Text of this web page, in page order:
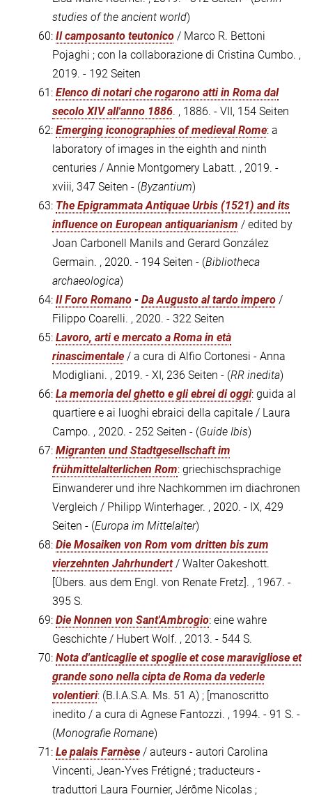
studies of the ancient world)
60: Il camposanto teutonico / Marco R. Bettoni
Pojaghi ; con la collaborazione di Cristina Cumbo. ,
2019. - 192 Seiten
61: Elenco di notari che rogarono atti in Roma dal
secolo XIV all'anno 1886. , 1886. - VII, 154 Seiten
62: Emerging iconographies of medieval Rome: a
laboratory of images in the eighth and ninth
centuries / Annie Montgomery Labatt. , 2019. -
xviii, 347 Seiten - (Byzantium)
63: The Epigrammata Antiquae Urbis (1521) and its
influence on European antiquarianism / edited by
Joan Carbonell Manils and Gerard González
Germain. , 2020. - 194 Seiten - (Bibliotheca
archaeologica)
64: Il Foro Romano - Da Augusto al tardo impero /
Filippo Coarelli. , 2020. - 322 Seiten
65: Lavoro, arti e mercato a Roma in età
rinascimentale / a cura di Alfio Cortonesi - Anna
Modigliani. , 2019. - XI, 236 Seiten - (RR inedita)
66: La memoria del ghetto e gli ebrei di oggi: guida al
quartiere e ai luoghi ebraici della capitale / Laura
Campo. , 2020. - 252 Seiten - (Guide Ibis)
67: Migranten und Stadtgesellschaft im
frühmittelalterlichen Rom: griechischsprachige
Einwanderer und ihre Nachkommen im diachronen
Vergleich / Philipp Winterhager. , 2020. - IX, 429
Seiten - (Europa im Mittelalter)
68: Die Mosaiken von Rom vom dritten bis zum
vierzehnten Jahrhundert/ Walter Oakeshott.
[Übers. aus dem Engl. von Renate Fretz]. , 1967. -
395 S.
69: Die Nonnen von Sant'Ambrogio: eine wahre
Geschichte / Hubert Wolf. , 2013. - 544 S.
70: Nota d'anticaglie et spoglie et cose maravigliose et
grande sono nella cipta de Roma da vederle
volentieri: (B.I.A.S.A. Ms. 51 A) ; [manoscritto
inedito / a cura di Agnese Fantozzi. , 1994. - 91 S. -
(Monografie Romane)
71: Le palais Farnèse / auteurs - autori Carolina
Vincenti, Jean-Yves Frétigné ; traducteurs -
traduttori Laura Fournier, Jérôme Nicolas ;